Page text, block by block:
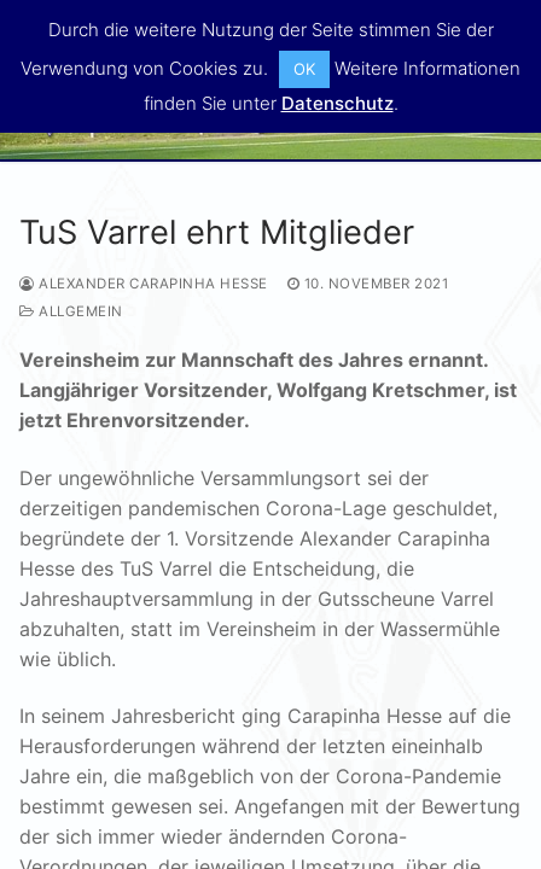
springen
TuS Varrel ehrt Mitglieder
ALEXANDER CARAPINHA HESSE
10. NOVEMBER 2021
ALLGEMEIN
Vereinsheim zur Mannschaft des Jahres ernannt.
Langjähriger Vorsitzender, Wolfgang Kretschmer, ist
jetzt Ehrenvorsitzender.
Der ungewöhnliche Versammlungsort sei der
derzeitigen pandemischen Corona-Lage geschuldet,
begründete der 1. Vorsitzende Alexander Carapinha
Hesse des TuS Varrel die Entscheidung, die
Jahreshauptversammlung in der Gutsscheune Varrel
abzuhalten, statt im Vereinsheim in der Wassermühle
wie üblich.
In seinem Jahresbericht ging Carapinha Hesse auf die
Herausforderungen während der letzten eineinhalb
Jahre ein, die maßgeblich von der Corona-Pandemie
bestimmt gewesen sei. Angefangen mit der Bewertung
der sich immer wieder ändernden Corona-
Durch die weitere Nutzung der Seite stimmen Sie der
Verwendung von Cookies zu.
OK
Weitere Informationen
finden Sie unter Datenschutz.